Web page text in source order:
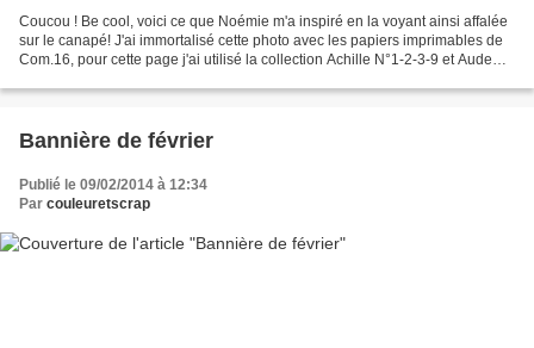
Coucou ! Be cool, voici ce que Noémie m'a inspiré en la voyant ainsi affalée
sur le canapé! J'ai immortalisé cette photo avec les papiers imprimables de
Com.16, pour cette page j'ai utilisé la collection Achille N°1-2-3-9 et Aude
Bannière de février
Publié le 09/02/2014 à 12:34
Par couleuretscrap